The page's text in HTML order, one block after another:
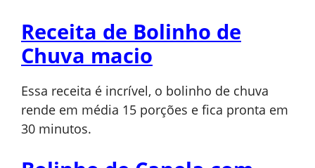
Receita de Bolinho de
Chuva macio
Essa receita é incrível, o bolinho de chuva
rende em média 15 porções e fica pronta em
30 minutos.